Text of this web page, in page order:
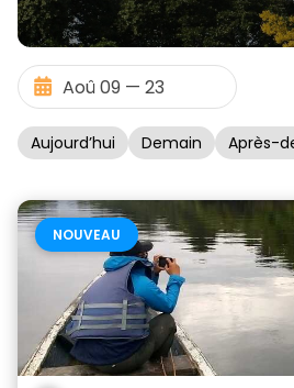
Aujourd’hui Demain Après-
NOUVEAU